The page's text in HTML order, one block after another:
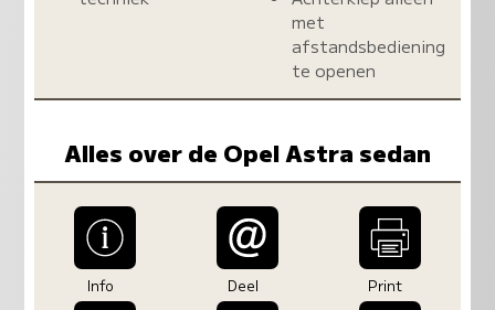
met
afstandsbediening
te openen
Alles over de Opel Astra sedan
Info Deel Print